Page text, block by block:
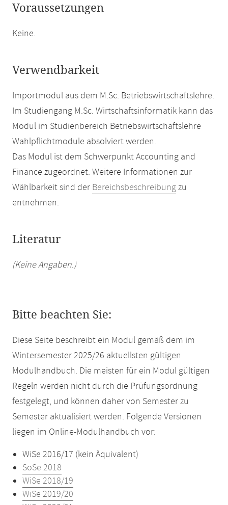
Voraussetzungen
Keine.
Verwendbarkeit
Importmodul aus dem M.Sc. Betriebswirtschaftslehre.
Im Studiengang M.Sc. Wirtschaftsinformatik kann das
Modul im Studienbereich Betriebswirtschaftslehre
Wahlpflichtmodule absolviert werden.
Das Modul ist dem Schwerpunkt Accounting and
Finance zugeordnet. Weitere Informationen zur
Wählbarkeit sind der Bereichsbeschreibungzu
entnehmen.
Literatur
(Keine Angaben.)
Bitte beachten Sie:
Diese Seite beschreibt ein Modul gemäß dem im
Wintersemester 2025/26 aktuellsten gültigen
Modulhandbuch. Die meisten für ein Modul gültigen
Regeln werden nicht durch die Prüfungsordnung
festgelegt, und können daher von Semester zu
Semester aktualisiert werden. Folgende Versionen
liegen im Online-Modulhandbuch vor:
WiSe 2016/17 (kein Äquivalent)
SoSe 2018
WiSe 2018/19
WiSe 2019/20